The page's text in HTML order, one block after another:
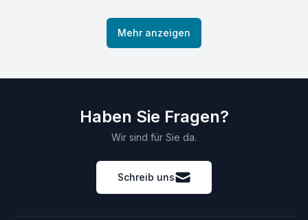
Mehr anzeigen
Haben Sie Fragen?
Wir sind für Sie da.
Schreib uns